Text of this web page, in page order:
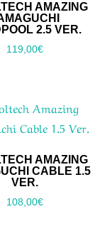
AMAZING
2.5 VER.
119,00€
AMAZING
CABLE 1.5
VER.
108,00€